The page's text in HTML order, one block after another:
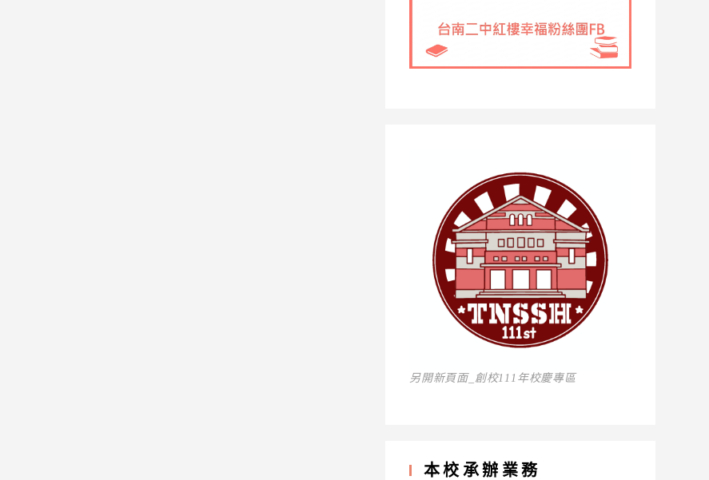
另開新頁面_創校111年校慶專區
本校承辦業務